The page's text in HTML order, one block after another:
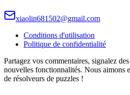
xiaolin681502@gmail.com
Conditions d'utilisation
Politique de confidentialité
Partagez vos commentaires, signalez
nouvelles fonctionnalités. Nous aimons
de résolveurs de puzzles !